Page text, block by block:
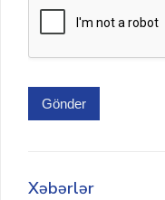
Gönder
Xəbərlər